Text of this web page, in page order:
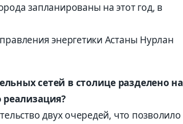
запланированы на этот год, в
энергетики Астаны Нурлан
сетей в столице разделено на
двух очередей, что позволило